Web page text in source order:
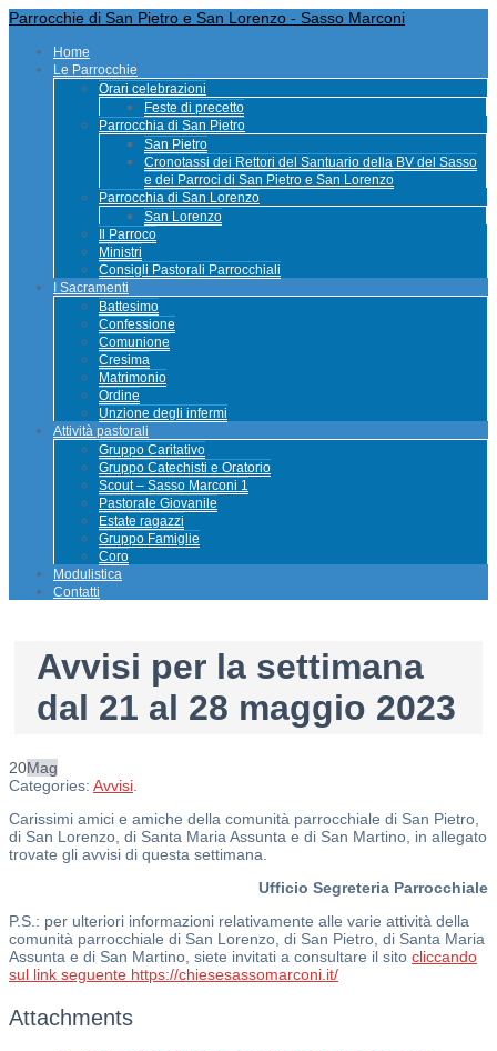
Parrocchie di San Pietro e San Lorenzo - Sasso Marconi
Home
Le Parrocchie
Orari celebrazioni
Feste di precetto
Parrocchia di San Pietro
San Pietro
Cronotassi dei Rettori del Santuario della BV del Sasso
e dei Parroci di San Pietro e San Lorenzo
Parrocchia di San Lorenzo
San Lorenzo
Il Parroco
Ministri
Consigli Pastorali Parrocchiali
I Sacramenti
Battesimo
Confessione
Comunione
Cresima
Matrimonio
Ordine
Unzione degli infermi
Attività pastorali
Gruppo Caritativo
Gruppo Catechisti e Oratorio
Scout – Sasso Marconi 1
Pastorale Giovanile
Estate ragazzi
Gruppo Famiglie
Coro
Modulistica
Contatti
Avvisi per la settimana
dal 21 al 28 maggio 2023
20Mag
Categories: Avvisi
Carissimi amici e amiche della comunità parrocchiale di San Pietro,
di San Lorenzo, di Santa Maria Assunta e di San Martino, in allegato
trovate gli avvisi di questa settimana.
Ufficio Segreteria Parrocchiale
P.S.: per ulteriori informazioni relativamente alle varie attività della
comunità parrocchiale di San Lorenzo, di San Pietro, di Santa Maria
Assunta e di San Martino, siete invitati a consultare il sito cliccando
sul link seguente https://chiesesassomarconi.it/
Attachments